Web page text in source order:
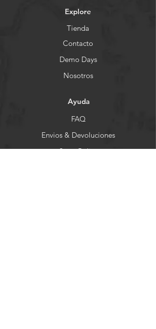
Explore
Tienda
Contacto
Demo Days
Nosotros
Ayuda
FAQ
Envios & Devoluciones
Store Policy